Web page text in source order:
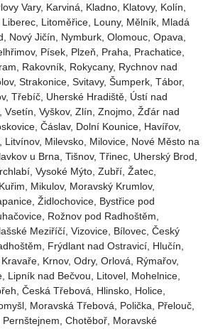
Vary‎, Karviná‎, Kladno‎, Klatovy‎, Kolín‎,
Litoměřice‎, Louny‎, Mělník‎, Mladá
Nový Jičín‎, Nymburk‎, Olomouc‎, Opava,
Písek‎‎, Plzeň‎‎‎, Praha‎, Prachatice‎,
Rakovník‎, Rokycany, Rychnov nad
Strakonice, Svitavy, Šumperk, Tábor,
Třebíč, Uherské Hradiště, Ústí nad
Vsetín, Vyškov, Zlín, Znojmo, Žďár nad
Čáslav‎, Dolní Kounice‎, Havířov‎,
Litvínov‎, Milevsko‎, Milovice‎, Nové Město na
u Brna‎, Tišnov‎, Třinec‎, Uherský Brod‎,
Vysoké Mýto‎, Zubří‎, Žatec‎,
Mikulov, Moravský Krumlov,
Židlochovice, Bystřice pod
Rožnov pod Radhoštěm,
Meziříčí, Vizovice, Bílovec, Český
Frýdlant nad Ostravicí, Hlučín,
Krnov, Odry, Orlová, Rýmařov,
Lipník nad Bečvou, Litovel, Mohelnice,
Česká Třebová, Hlinsko, Holice,
Moravská Třebová, Polička, Přelouč,
Chotěboř, Moravské